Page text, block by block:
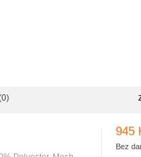
945
Bez